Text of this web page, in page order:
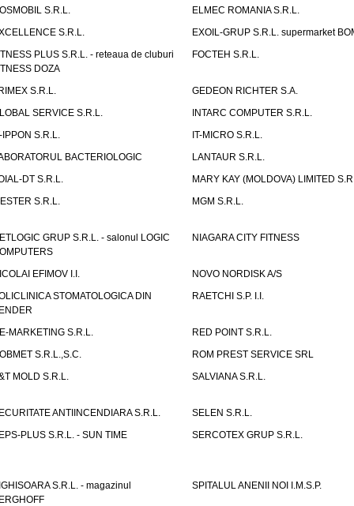
S.R.L.
ELMEC ROMANIA S.R.L.
S.R.L.
EXOIL-GRUP S.R.L. supermarket
PLUS S.R.L. - reteaua de cluburi
DOZA
FOCTEH S.R.L.
S.R.L.
GEDEON RICHTER S.A.
SERVICE S.R.L.
INTARC COMPUTER S.R.L.
IPPON S.R.L.
IT-MICRO S.R.L.
BACTERIOLOGIC
LANTAUR S.R.L.
DT S.R.L.
MARY KAY (MOLDOVA) LIMITED
S.R.L.
MGM S.R.L.
GRUP S.R.L. - salonul LOGIC
NIAGARA CITY FITNESS
EFIMOV I.I.
NOVO NORDISK A/S
STOMATOLOGICA DIN
RAETCHI S.P. I.I.
MARKETING S.R.L.
RED POINT S.R.L.
S.R.L.,S.C.
ROM PREST SERVICE SRL
MOLD S.R.L.
SALVIANA S.R.L.
ANTIINCENDIARA S.R.L.
SELEN S.R.L.
PLUS S.R.L. - SUN TIME
SERCOTEX GRUP S.R.L.
S.R.L. - magazinul
SPITALUL ANENII NOI I.M.S.P.